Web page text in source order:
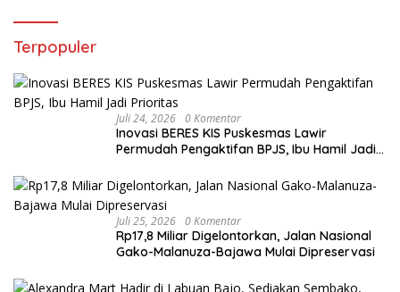
Terpopuler
Juli 24, 2026 0 Komentar
Inovasi BERES KIS Puskesmas Lawir
Permudah Pengaktifan BPJS, Ibu Hamil Jadi
Juli 25, 2026 0 Komentar
Rp17,8 Miliar Digelontorkan, Jalan Nasional
Gako-Malanuza-Bajawa Mulai Dipreservasi